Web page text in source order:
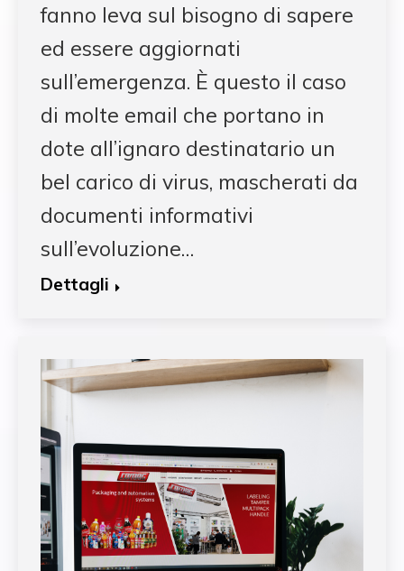
fanno leva sul bisogno di sapere
ed essere aggiornati
sull’emergenza. È questo il caso
di molte email che portano in
dote all’ignaro destinatario un
bel carico di virus, mascherati da
documenti informativi
sull’evoluzione…
Dettagli